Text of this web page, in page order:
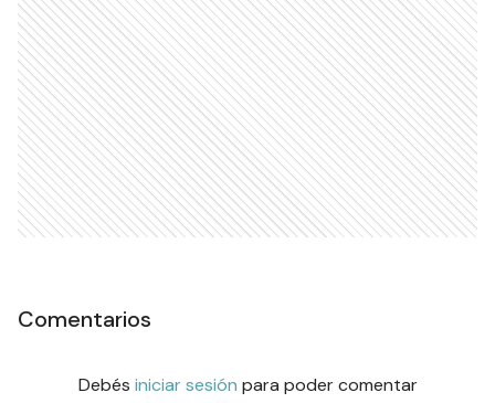
Comentarios
Debés iniciar sesión para poder comentar